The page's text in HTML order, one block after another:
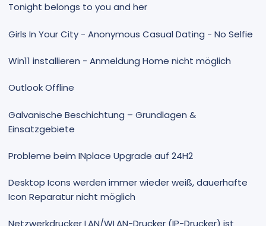
Tonight belongs to you and her
Girls In Your City - Anonymous Casual Dating - No Selfie
Win11 installieren - Anmeldung Home nicht möglich
Outlook Offline
Galvanische Beschichtung – Grundlagen &
Einsatzgebiete
Probleme beim INplace Upgrade auf 24H2
Desktop Icons werden immer wieder weiß, dauerhafte
Icon Reparatur nicht möglich